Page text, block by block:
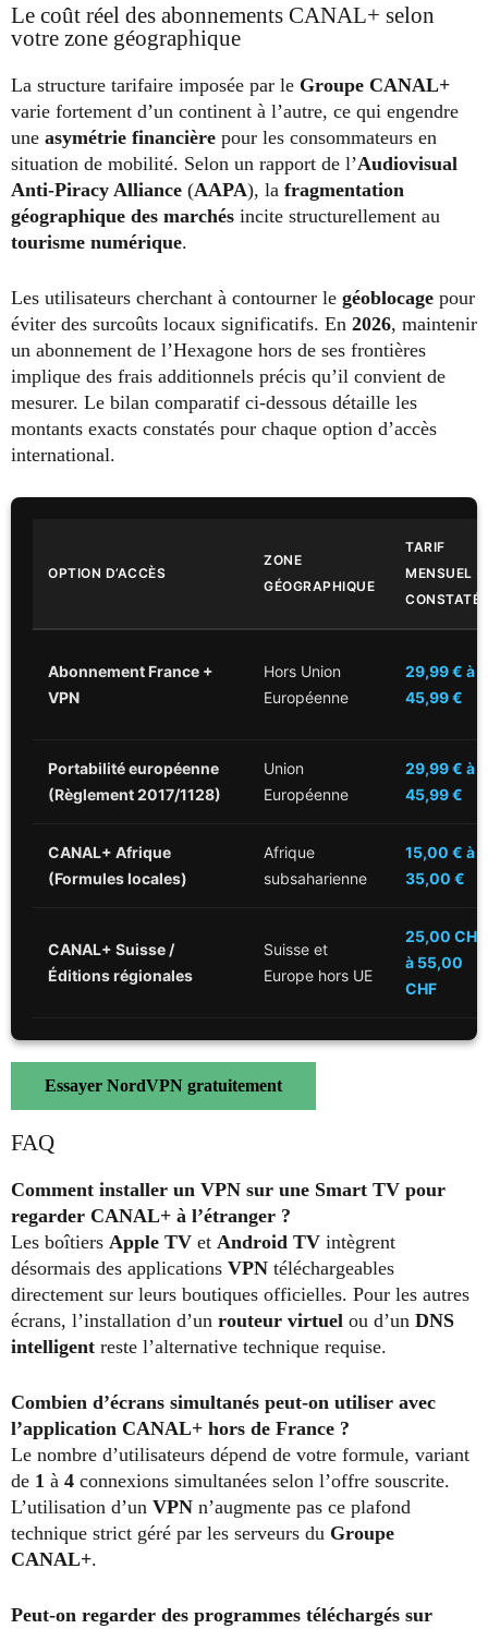
Le coût réel des abonnements CANAL+ selon
votre zone géographique
La structure tarifaire imposée par le Groupe CANAL+
varie fortement d’un continent à l’autre, ce qui engendre
une asymétrie financière pour les consommateurs en
situation de mobilité. Selon un rapport de l’Audiovisual
Anti-Piracy Alliance (AAPA), la fragmentation
géographique des marchés incite structurellement au
tourisme numérique.
Les utilisateurs cherchant à contourner le géoblocage pour
éviter des surcoûts locaux significatifs. En 2026, maintenir
un abonnement de l’Hexagone hors de ses frontières
implique des frais additionnels précis qu’il convient de
mesurer. Le bilan comparatif ci-dessous détaille les
montants exacts constatés pour chaque option d’accès
international.
OPTION D’ACCÈS
ZONE
GÉOGRAPHIQUE
TARIF
MENSUEL
CONSTATÉ
Abonnement France +
VPN
Hors Union
Européenne
29,99 € à
45,99 €
Portabilité européenne
(Règlement 2017/1128)
Union
Européenne
29,99 € à
45,99 €
CANAL+ Afrique
(Formules locales)
Afrique
subsaharienne
15,00 € à
35,00 €
CANAL+ Suisse /
Éditions régionales
Suisse et
Europe hors UE
25,00 CHF
à 55,00
CHF
Essayer NordVPN gratuitement
FAQ
Comment installer un VPN sur une Smart TV pour
regarder CANAL+ à l’étranger ?
Les boîtiers Apple TV et Android TV intègrent
désormais des applications VPN téléchargeables
directement sur leurs boutiques officielles. Pour les autres
écrans, l’installation d’un routeur virtuel ou d’un DNS
intelligent reste l’alternative technique requise.
Combien d’écrans simultanés peut-on utiliser avec
l’application CANAL+ hors de France ?
Le nombre d’utilisateurs dépend de votre formule, variant
de 1 à 4 connexions simultanées selon l’offre souscrite.
L’utilisation d’un VPN n’augmente pas ce plafond
technique strict géré par les serveurs du Groupe
CANAL+.
Peut-on regarder des programmes téléchargés sur